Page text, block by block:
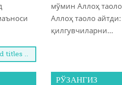
titles ..
мўмин Аллоҳ
Аллоҳ таоло
қилгувчиларни...
РЎЗАНГИЗ